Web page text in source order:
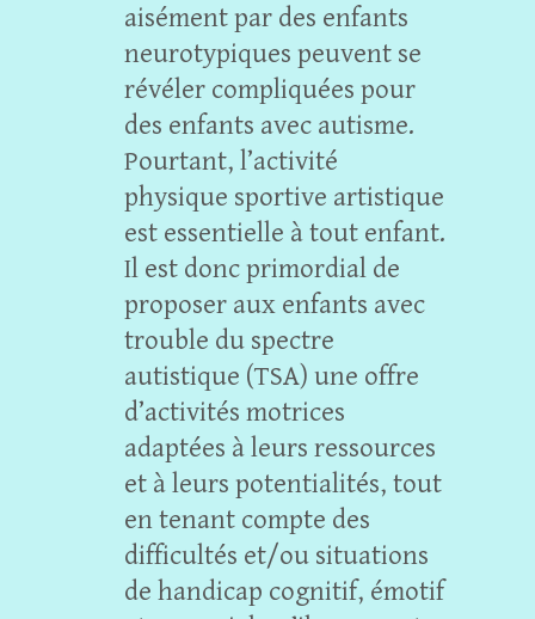
aisément par des enfants
neurotypiques peuvent se
révéler compliquées pour
des enfants avec autisme.
Pourtant, l’activité
physique sportive artistique
est essentielle à tout enfant.
Il est donc primordial de
proposer aux enfants avec
trouble du spectre
autistique (TSA) une offre
d’activités motrices
adaptées à leurs ressources
et à leurs potentialités, tout
en tenant compte des
difficultés et/ou situations
de handicap cognitif, émotif